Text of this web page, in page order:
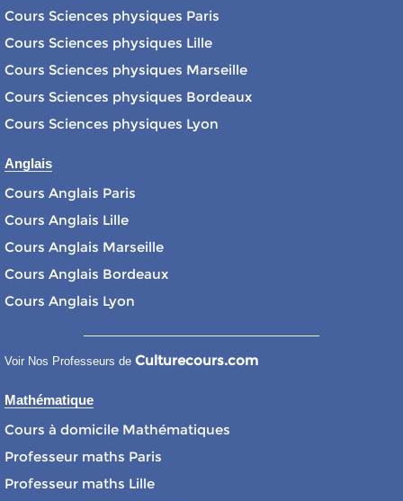
Cours Sciences physiques Paris
Cours Sciences physiques Lille
Cours Sciences physiques Marseille
Cours Sciences physiques Bordeaux
Cours Sciences physiques Lyon
Anglais
Cours Anglais Paris
Cours Anglais Lille
Cours Anglais Marseille
Cours Anglais Bordeaux
Cours Anglais Lyon
Voir Nos Professeurs de Culturecours.com
Mathématique
Cours à domicile Mathématiques
Professeur maths Paris
Professeur maths Lille